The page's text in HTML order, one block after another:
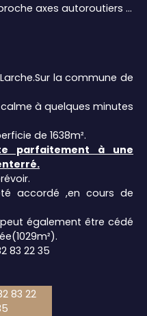
Entre Brive et Terrasson,proche axes autoroutiers sans nuisances
la commune de
à quelques minutes
de 1638m².
parfaitement à une
accordé ,en cours de
également être cédé
83 22 35
83 22